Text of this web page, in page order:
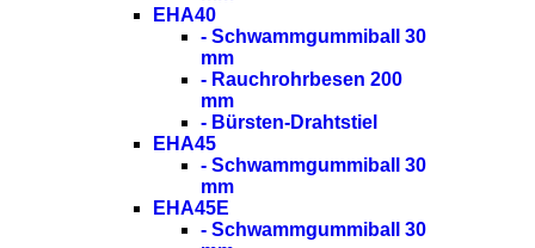
EHA40
- Schwammgummiball 30
mm
- Rauchrohrbesen 200
mm
- Bürsten-Drahtstiel
EHA45
- Schwammgummiball 30
mm
EHA45E
- Schwammgummiball 30